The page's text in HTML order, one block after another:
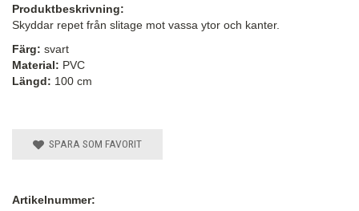
Produktbeskrivning:
Skyddar repet från slitage mot vassa ytor och kanter.
Färg: svart
Material: PVC
Längd: 100 cm
SPARA SOM FAVORIT
Artikelnummer: